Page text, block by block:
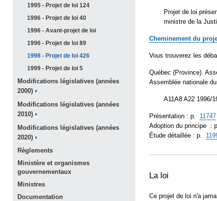
1995 - Projet de loi 124
1996 - Projet de loi 40
1996 - Avant-projet de loi
1996 - Projet de loi 89
1998 - Projet de loi 426
1999 - Projet de loi 5
Modifications législatives (années
2000)
Modifications législatives (années
2010)
Modifications législatives (années
2020)
Règlements
Ministère et organismes
gouvernementaux
Ministres
Documentation
Projet de loi
ministre de la
Cheminement du
Vous trouverez les
Québec (Province).
Assemblée nationale
A11A8 A22 1996/
Présentation : p. 11747
Adoption du principe :
Étude détaillée : p.
La loi
Ce projet de loi n'a